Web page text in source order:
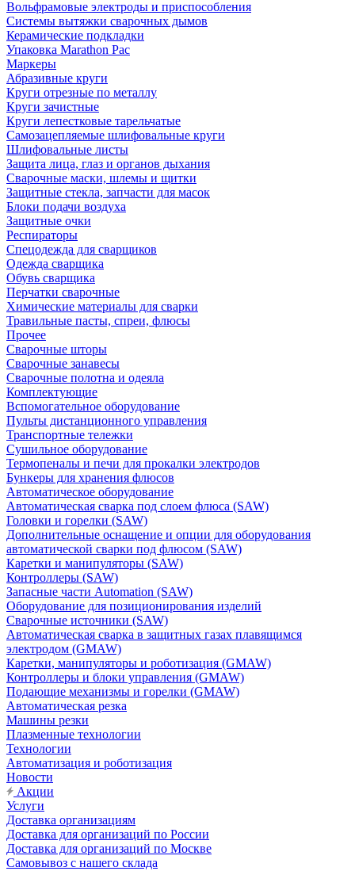
Вольфрамовые электроды и приспособления
Системы вытяжки сварочных дымов
Керамические подкладки
Упаковка Marathon Pac
Маркеры
Абразивные круги
Круги отрезные по металлу
Круги зачистные
Круги лепестковые тарельчатые
Самозацепляемые шлифовальные круги
Шлифовальные листы
Защита лица, глаз и органов дыхания
Сварочные маски, шлемы и щитки
Защитные стекла, запчасти для масок
Блоки подачи воздуха
Защитные очки
Респираторы
Спецодежда для сварщиков
Одежда сварщика
Обувь сварщика
Перчатки сварочные
Химические материалы для сварки
Травильные пасты, спреи, флюсы
Прочее
Сварочные шторы
Сварочные занавесы
Сварочные полотна и одеяла
Комплектующие
Вспомогательное оборудование
Пульты дистанционного управления
Транспортные тележки
Сушильное оборудование
Термопеналы и печи для прокалки электродов
Бункеры для хранения флюсов
Автоматическое оборудование
Автоматическая сварка под слоем флюса (SAW)
Головки и горелки (SAW)
Дополнительные оснащение и опции для оборудования
автоматической сварки под флюсом (SAW)
Каретки и манипуляторы (SAW)
Контроллеры (SAW)
Запасные части Automation (SAW)
Оборудование для позиционирования изделий
Сварочные источники (SAW)
Автоматическая сварка в защитных газах плавящимся
электродом (GMAW)
Каретки, манипуляторы и роботизация (GMAW)
Контроллеры и блоки управления (GMAW)
Подающие механизмы и горелки (GMAW)
Автоматическая резка
Машины резки
Плазменные технологии
Технологии
Автоматизация и роботизация
Новости
Акции
Услуги
Доставка организациям
Доставка для организаций по России
Доставка для организаций по Москве
Самовывоз с нашего склада